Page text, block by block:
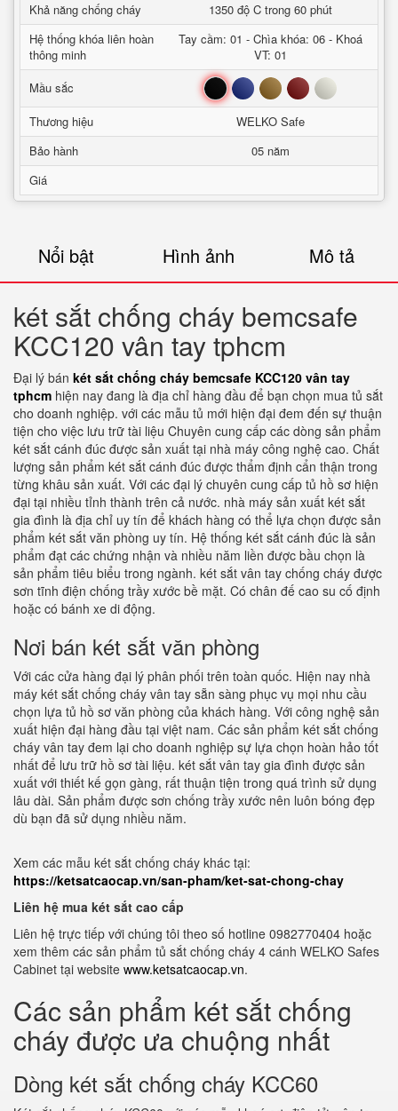
Khả năng chống cháy
1350 độ C trong 60 phút
Hệ thống khóa liên hoàn
thông minh
Tay cầm: 01 - Chìa khóa: 06 - Khoá
VT: 01
Mầu sắc
Đen Xanh Nâu Đỏ Trắng
Thương hiệu
WELKO Safe
Bảo hành
05 năm
Giá
Nổi bật Hình ảnh Mô tả
két sắt chống cháy bemcsafe
KCC120 vân tay tphcm
Đại lý bán két sắt chống cháy bemcsafe KCC120 vân tay
tphcm hiện nay đang là địa chỉ hàng đầu để bạn chọn mua tủ sắt
cho doanh nghiệp. với các mẫu tủ mới hiện đại đem đến sự thuận
tiện cho việc lưu trữ tài liệu Chuyên cung cấp các dòng sản phẩm
két sắt cánh đúc được sản xuất tại nhà máy công nghệ cao. Chất
lượng sản phẩm két sắt cánh đúc được thẩm định cẩn thận trong
từng khâu sản xuất. Với các đại lý chuyên cung cấp tủ hồ sơ hiện
đại tại nhiều tỉnh thành trên cả nước. nhà máy sản xuất két sắt
gia đình là địa chỉ uy tín để khách hàng có thể lựa chọn được sản
phẩm két sắt văn phòng uy tín. Hệ thống két sắt cánh đúc là sản
phẩm đạt các chứng nhận và nhiều năm liền được bầu chọn là
sản phẩm tiêu biểu trong ngành. két sắt vân tay chống cháy được
sơn tĩnh điện chống trầy xước bề mặt. Có chân đế cao su cố định
hoặc có bánh xe di động.
Nơi bán két sắt văn phòng
Với các cửa hàng đại lý phân phối trên toàn quốc. Hiện nay nhà
máy két sắt chống cháy vân tay sẵn sàng phục vụ mọi nhu cầu
chọn lựa tủ hồ sơ văn phòng của khách hàng. Với công nghệ sản
xuất hiện đại hàng đầu tại việt nam. Các sản phẩm két sắt chống
cháy vân tay đem lại cho doanh nghiệp sự lựa chọn hoàn hảo tốt
nhất để lưu trữ hồ sơ tài liệu. két sắt vân tay gia đình được sản
xuất với thiết kế gọn gàng, rất thuận tiện trong quá trình sử dụng
lâu dài. Sản phẩm được sơn chống trầy xước nên luôn bóng đẹp
dù bạn đã sử dụng nhiều năm.
Xem các mẫu két sắt chống cháy khác tại:
https://ketsatcaocap.vn/san-pham/ket-sat-chong-chay
Liên hệ mua két sắt cao cấp
Liên hệ trực tiếp với chúng tôi theo số hotline 0982770404 hoặc
xem thêm các sản phẩm tủ sắt chống cháy 4 cánh WELKO Safes
Cabinet tại website www.ketsatcaocap.vn.
Các sản phẩm két sắt chống
cháy được ưa chuộng nhất
Dòng két sắt chống cháy KCC60